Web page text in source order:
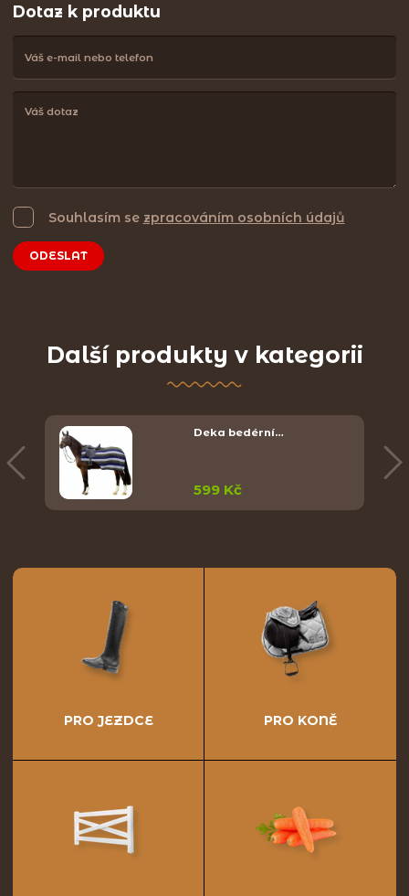
Dotaz k produktu
Souhlasím se zpracováním osobních údajů
ODESLAT
Další produkty v kategorii
Deka bedérní…
599 Kč
PRO JEZDCE PRO KONĚ